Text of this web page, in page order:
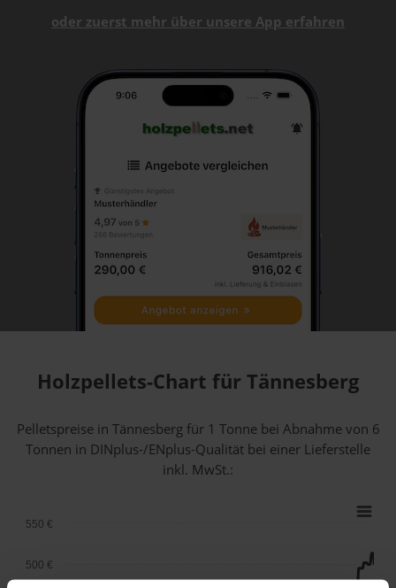
oder zuerst mehr über unsere App erfahren
Holzpellets-Chart für Tännesberg
Pelletspreise in Tännesberg für 1 Tonne bei Abnahmevon 6
Tonnen in DINplus-/ENplus-Qualität bei einer Lieferstelle
inkl. MwSt.:
500 €
550 €